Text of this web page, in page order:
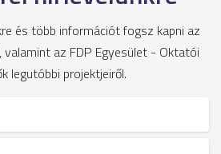
és több információt fogsz kapni az
valamint az FDP Egyesület - Oktatói
legutóbbi projektjeiről.